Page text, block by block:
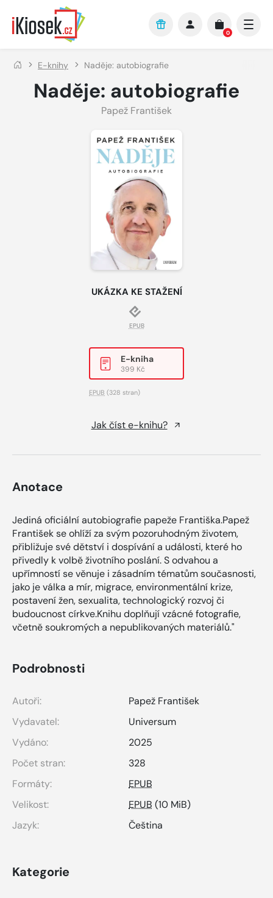
Přejít na hlavní obsah
0
E-knihy Naděje: autobiografie
Naděje: autobiografie
Papež František
UKÁZKA KE STAŽENÍ
EPUB
E-kniha
399 Kč
EPUB (328 stran)
Jak číst e-knihu?
Anotace
Jediná oficiální autobiografie papeže Františka.Papež
František se ohlíží za svým pozoruhodným životem,
přibližuje své dětství i dospívání a události, které ho
přivedly k volbě životního poslání. S odvahou a
upřímností se věnuje i zásadním tématům současnosti,
jako je válka a mír, migrace, environmentální krize,
postavení žen, sexualita, technologický rozvoj či
budoucnost církve.Knihu doplňují vzácné fotografie,
včetně soukromých a nepublikovaných materiálů."
Podrobnosti
Autoři:
Papež František
Vydavatel:
Universum
Vydáno:
2025
Počet stran:
328
Formáty:
EPUB
Velikost:
EPUB (10 MiB)
Jazyk:
Čeština
Kategorie